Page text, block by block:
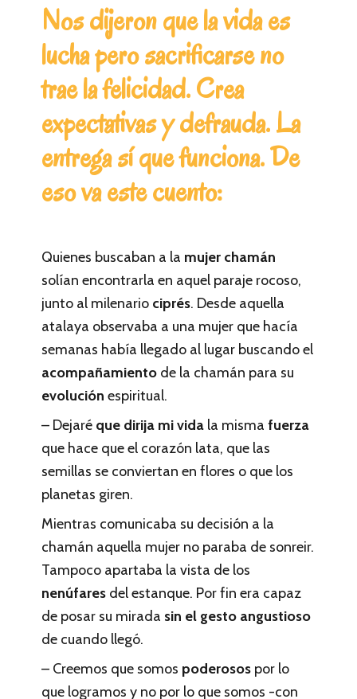
Nos dijeron que la vida es
lucha pero sacrificarse no
trae la felicidad. Crea
expectativas y defrauda. La
entrega sí que funciona. De
eso va este cuento:
Quienes buscaban a la mujer chamán
solían encontrarla en aquel paraje rocoso,
junto al milenario ciprés. Desde aquella
atalaya observaba a una mujer que hacía
semanas había llegado al lugar buscando el
acompañamiento de la chamán para su
evolución espiritual.
– Dejaré que dirija mi vida la misma fuerza
que hace que el corazón lata, que las
semillas se conviertan en flores o que los
planetas giren.
Mientras comunicaba su decisión a la
chamán aquella mujer no paraba de sonreir.
Tampoco apartaba la vista de los
nenúfares del estanque. Por fin era capaz
de posar su mirada sin el gesto angustioso
de cuando llegó.
– Creemos que somos poderosos por lo
que logramos y no por lo que somos -con